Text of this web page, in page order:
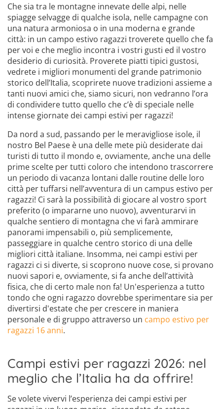
Che sia tra le montagne innevate delle alpi, nelle
spiagge selvagge di qualche isola, nelle campagne con
una natura armoniosa o in una moderna e grande
città: in un campo estivo ragazzi troverete quello che fa
per voi e che meglio incontra i vostri gusti ed il vostro
desiderio di curiosità. Proverete piatti tipici gustosi,
vedrete i migliori monumenti del grande patrimonio
storico dell’Italia, scoprirete nuove tradizioni assieme a
tanti nuovi amici che, siamo sicuri, non vedranno l’ora
di condividere tutto quello che c’è di speciale nelle
intense giornate dei campi estivi per ragazzi!
Da nord a sud, passando per le meravigliose isole, il
nostro Bel Paese è una delle mete più desiderate dai
turisti di tutto il mondo e, ovviamente, anche una delle
prime scelte per tutti coloro che intendono trascorrere
un periodo di vacanza lontani dalle routine delle loro
città per tuffarsi nell’avventura di un campus estivo per
ragazzi! Ci sarà la possibilità di giocare al vostro sport
preferito (o impararne uno nuovo), avventurarvi in
qualche sentiero di montagna che vi farà ammirare
panorami impensabili o, più semplicemente,
passeggiare in qualche centro storico di una delle
migliori città italiane. Insomma, nei campi estivi per
ragazzi ci si diverte, si scoprono nuove cose, si provano
nuovi sapori e, ovviamente, si fa anche dell’attività
fisica, che di certo male non fa! Un'esperienza a tutto
tondo che ogni ragazzo dovrebbe sperimentare sia per
divertirsi d'estate che per crescere in maniera
personale e di gruppo attraverso un campo estivo per
ragazzi 16 anni.
Campi estivi per ragazzi 2026: nel
meglio che l’Italia ha da offrire!
Se volete vivervi l’esperienza dei campi estivi per